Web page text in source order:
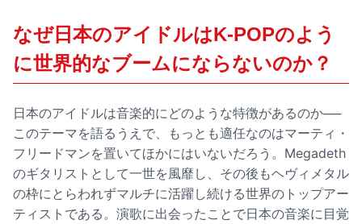
なぜ日本のアイドルはK-POPのよう
に世界的なブームにならないのか？
日本のアイドルは音楽的にどのような特徴があるのか──
このテーマを語るうえで、もっとも適任なのはマーティ・
フリードマンを置いてほかにはいないだろう。Megadeth
のギタリストとして一世を風靡し、その後もヘヴィメタル
の枠にとらわれずマルチに活躍し続ける世界のトップアー
ティストである。演歌に出会ったことで日本の音楽に目覚